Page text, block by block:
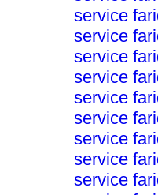
service
service
service
service
service
service
service
service
service